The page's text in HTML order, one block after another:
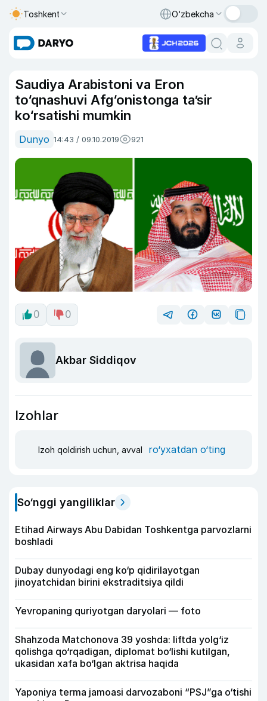
Toshkent O‘zbekcha
Saudiya Arabistoni va Eron
to‘qnashuvi Afg‘onistonga ta’sir
ko‘rsatishi mumkin
Dunyo 14:43 / 09.10.2019 921
0 0
Akbar Siddiqov
Izohlar
Izoh qoldirish uchun, avval ro‘yxatdan o‘ting
So‘nggi yangiliklar
Etihad Airways Abu Dabidan Toshkentga parvozlarni
boshladi
Dubay dunyodagi eng ko‘p qidirilayotgan
jinoyatchidan birini ekstraditsiya qildi
Yevropaning quriyotgan daryolari — foto
Shahzoda Matchonova 39 yoshda: liftda yolg‘iz
qolishga qo‘rqadigan, diplomat bo‘lishi kutilgan,
ukasidan xafa bo‘lgan aktrisa haqida
Yaponiya terma jamoasi darvozaboni “PSJ”ga o‘tishi